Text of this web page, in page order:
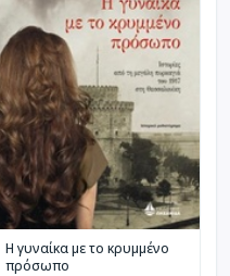
Η γυναίκα με το κρυμμένο
πρόσωπο